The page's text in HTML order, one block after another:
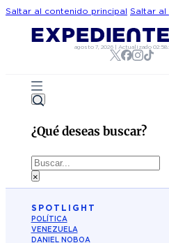
Saltar al contenido principal Saltar al
agosto 7, 2026 |Actualizado
¿Qué deseas buscar?
Buscar
×
SPOTLIGHT
POLÍTICA
VENEZUELA
DANIEL NOBOA